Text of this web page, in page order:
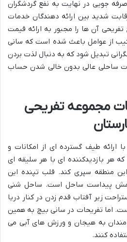
جویی در نهایت به نفع گردشگران
شدید بین ارائه دهندگان خدمات
آن ها را مجبور به ارائه قیمت
از عوامل باعث شده است که سانی
تبدیل شود که به دنبال لذت بردن
ساحلی عالی بدون خالی شدن حساب
مجموعه تفریحی
ارائه طیف گسترده ای از امکانات و
هر بازدیدکننده ای با هر سلیقه ای
منطقه سپری کند. قلب تپنده این
پیداست ساحل است. ساحل شنی
زیر آفتاب قدم زدن در کنار دریا
اما تفریحات در سانی بیچ به همین
مندان به هیجان و ورزش های آبی می
کنند.